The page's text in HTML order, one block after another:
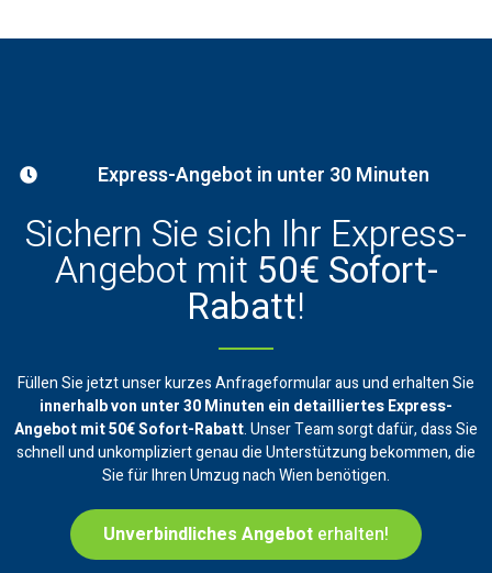
Express-Angebot in unter 30 Minuten
Sichern Sie sich Ihr Express-
Angebot mit 50€ Sofort-
Rabatt!
Füllen Sie jetzt unser kurzes Anfrageformular aus und erhalten Sie
innerhalb von unter 30 Minuten ein detailliertes Express-
Angebot mit 50€ Sofort-Rabatt. Unser Team sorgt dafür, dass Sie
schnell und unkompliziert genau die Unterstützung bekommen, die
Sie für Ihren Umzug nach Wien benötigen.
Unverbindliches Angebot erhalten!